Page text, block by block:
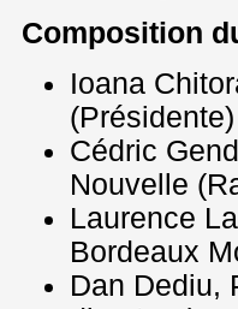
Composition
Ioana
(Présidente)
Cédric
Nouvelle
Laurence
Bordeaux
Dan Dediu,